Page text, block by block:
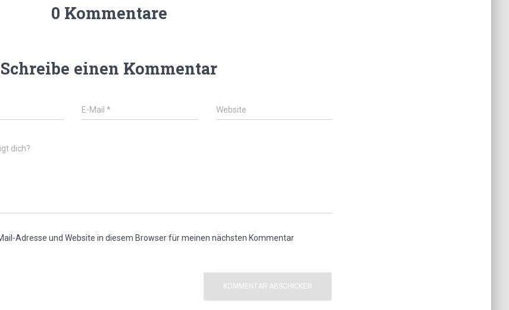
0 Kommentare
Schreibe einen Kommentar
E-Mail* Website
dich?
Adresse und Website in diesem Browser für meinen nächsten Kommentar